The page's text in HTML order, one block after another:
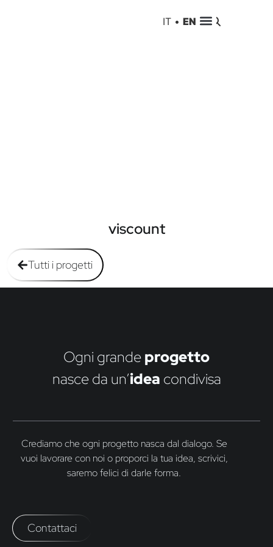
IT• EN
viscount
Tutti i progetti
Ogni grandeprogetto
nasce da un’idea condivisa
Crediamo che ogni progetto nasca dal dialogo. Se
vuoi lavorare con noi o proporci la tua idea, scrivici,
saremo felici di darle forma.
Contattaci